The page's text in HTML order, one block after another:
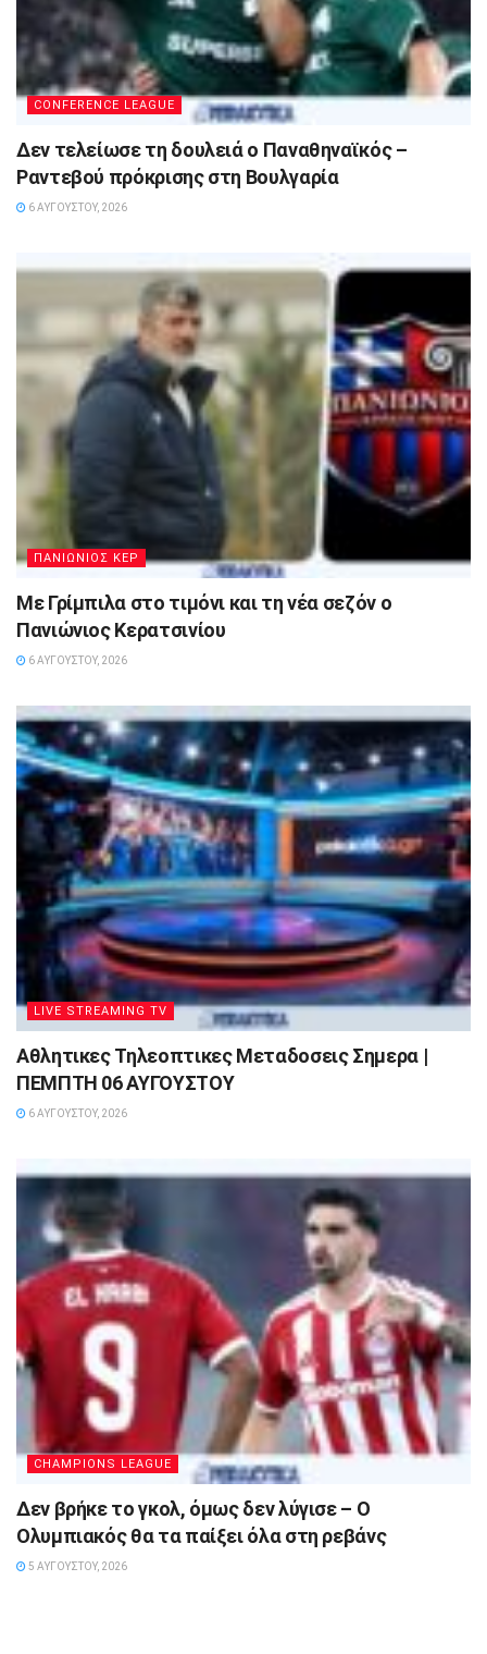
CONFERENCE LEAGUE
Δεν τελείωσε τη δουλειά ο Παναθηναϊκός –
Ραντεβού πρόκρισης στη Βουλγαρία
6 ΑΥΓΟΎΣΤΟΥ, 2026
ΠΑΝΙΩΝΙΟΣ ΚΕΡ
Με Γρίμπιλα στο τιμόνι και τη νέα σεζόν ο
Πανιώνιος Κερατσινίου
6 ΑΥΓΟΎΣΤΟΥ, 2026
LIVE STREAMING TV
Αθλητικες Τηλεοπτικες Μεταδοσεις Σημερα |
ΠΕΜΠΤΗ 06 ΑΥΓΟΥΣΤΟΥ
6 ΑΥΓΟΎΣΤΟΥ, 2026
CHAMPIONS LEAGUE
Δεν βρήκε το γκολ, όμως δεν λύγισε – Ο
Ολυμπιακός θα τα παίξει όλα στη ρεβάνς
5 ΑΥΓΟΎΣΤΟΥ, 2026